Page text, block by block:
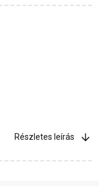
Részletes leírás